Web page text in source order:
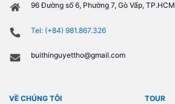
96 Đường số 6, Phường 7, Gò Vấp, TP.HCM
Tel: (+84) 981.867.326
buithinguyettho@gmail.com
VỀ CHÚNG TÔI TOUR